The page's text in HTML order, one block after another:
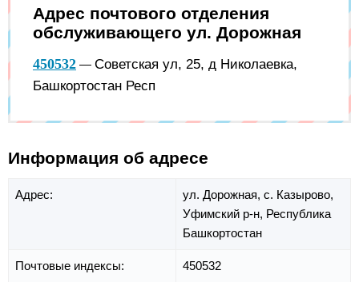
Адрес почтового отделения
обслуживающего ул. Дорожная
450532 — Советская ул, 25, д Николаевка,
Башкортостан Респ
Информация об адресе
Адрес: ул. Дорожная, с. Казырово,
Уфимский р-н, Республика
Башкортостан
Почтовые индексы: 450532